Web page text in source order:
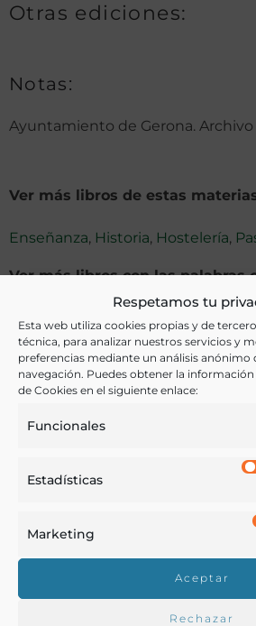
Respetamos tu
Esta web utiliza cookies propias y de
técnica, para analizar nuestros servicios y
preferencias mediante un análisis anónimo
navegación. Puedes obtener la
de Cookies en el siguiente enlace:
Funcionales
Estadísticas
Marketing
Aceptar
Rechazar
Otras ediciones:
Notas:
Ayuntamiento de Gerona. Archivo
Ver más libros de estas
Enseñanza, Historia, Hostelería,
Ver más libros con las palabras
Confitería,Escuelas Gerona
Buscar en la
Biblioteca digital Duque de